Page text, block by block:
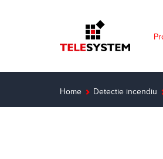
Home Detectie incendiu